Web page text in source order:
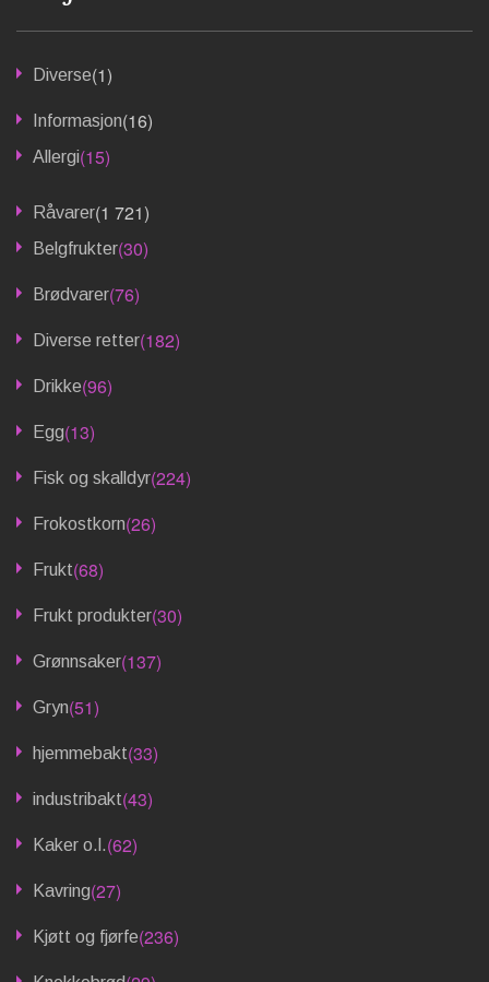
Diverse(1)
Informasjon(16)
Allergi(15)
Råvarer(1 721)
Belgfrukter(30)
Brødvarer(76)
Diverse retter(182)
Drikke(96)
Egg(13)
Fisk og skalldyr(224)
Frokostkorn(26)
Frukt(68)
Frukt produkter(30)
Grønnsaker(137)
Gryn(51)
hjemmebakt(33)
industribakt(43)
Kaker o.l.(62)
Kavring(27)
Kjøtt og fjørfe(236)